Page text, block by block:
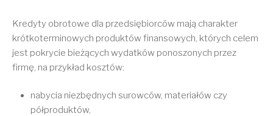
Kredyty obrotowe dla przedsiębiorców mają charakter
krótkoterminowych produktów finansowych, których celem
jest pokrycie bieżących wydatków ponoszonych przez
firmę, na przykład kosztów:
nabycia niezbędnych surowców, materiałów czy
półproduktów,